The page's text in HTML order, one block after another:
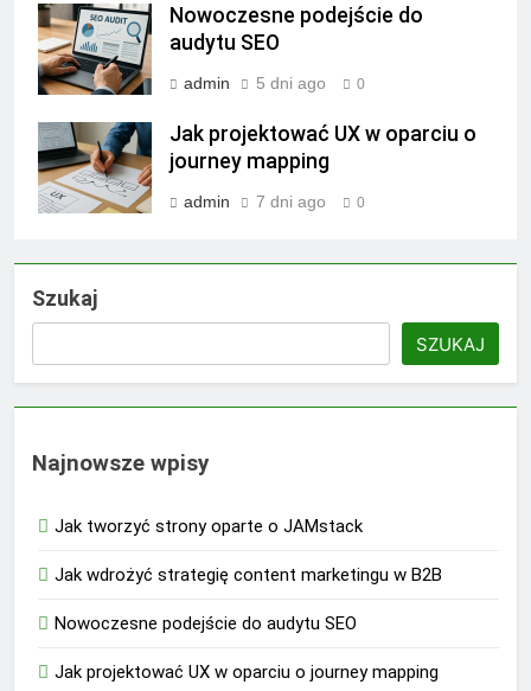
Nowoczesne podejście do
audytu SEO
admin 5 dni ago 0
Jak projektować UX w oparciu o
journey mapping
admin 7 dni ago 0
Szukaj
SZUKAJ
Najnowsze wpisy
Jak tworzyć strony oparte o JAMstack
Jak wdrożyć strategię content marketingu w B2B
Nowoczesne podejście do audytu SEO
Jak projektować UX w oparciu o journey mapping